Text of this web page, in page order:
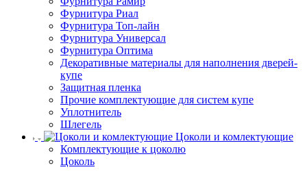
Фурнитура Риал
Фурнитура Топ-лайн
Фурнитура Универсал
Фурнитура Оптима
Декоративные материалы для наполнения дверей-
купе
Защитная пленка
Прочие комплектующие для систем купе
Уплотнитель
Шлегель
Цоколи и комлектующие
Комплектующие к цоколю
Цоколь